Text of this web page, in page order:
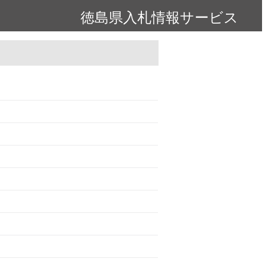
徳島県入札情報サービス